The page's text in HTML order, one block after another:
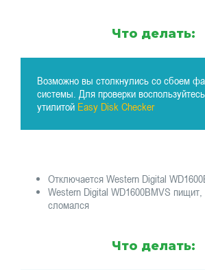
Что делать:
Возможно вы столкнулись со сбоем
системы. Для проверки
утилитой Easy Disk Checker
Отключается Western Digital
Western Digital WD1600BMVS пищит,
сломался
Что делать: